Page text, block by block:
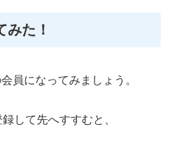
た！
員になってみましょう。
して先へすすむと、